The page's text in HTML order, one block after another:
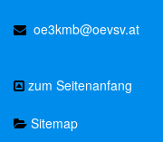
oe3kmb@oevsv.at
zum Seitenanfang
Sitemap